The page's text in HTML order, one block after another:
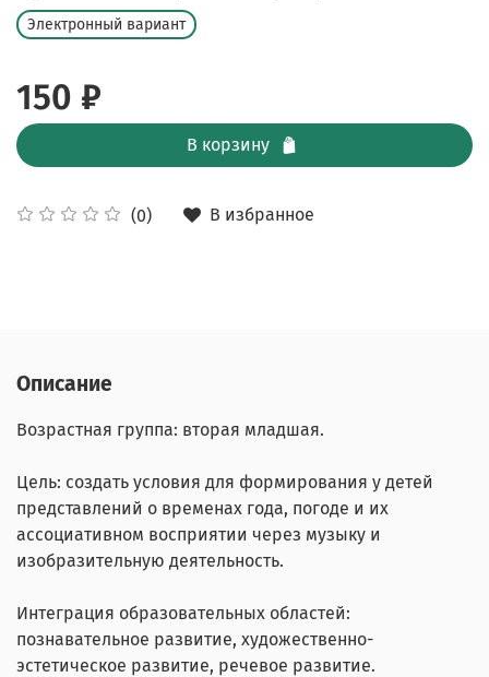
(0) В избранное
Электронный вариант
150 ₽
В корзину
Описание
Возрастная группа: вторая младшая.
Цель: создать условия для формирования у детей
представлений о временах года, погоде и их
ассоциативном восприятии через музыку и
изобразительную деятельность.
Интеграция образовательных областей:
познавательное развитие, художественно-
эстетическое развитие, речевое развитие.